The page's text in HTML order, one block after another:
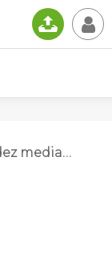
📤 👤
amparo hernandez mediano